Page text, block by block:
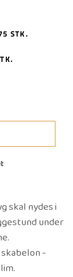
STK.
skal nydes i
under
-